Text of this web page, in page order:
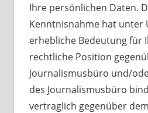
Ihre persönlichen Daten.
Kenntnisnahme hat unter
erhebliche Bedeutung für
rechtliche Position
Journalismusbüro und/
des Journalismusbüro
vertraglich gegenüber